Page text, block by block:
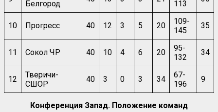
Белгород
113
10 Прогресс 40 12 3 5 20
109-
145
35
11 Сокол ЧР 40 10 4 6 20
95-
132
34
12
Тверичи-
СШОР
40 3 0 3 34
67-
196
9
Конференция Запад. Положение команд